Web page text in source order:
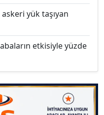
yük taşıyan
etkisiyle yüzde